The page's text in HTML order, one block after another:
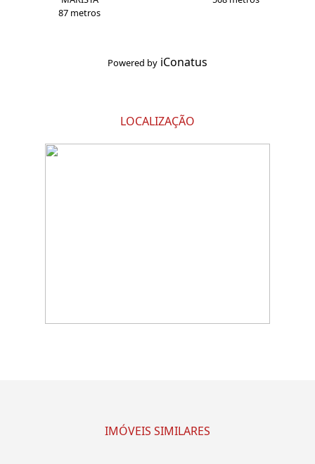
87 metros
Powered by iConatus
LOCALIZAÇÃO
IMÓVEIS SIMILARES